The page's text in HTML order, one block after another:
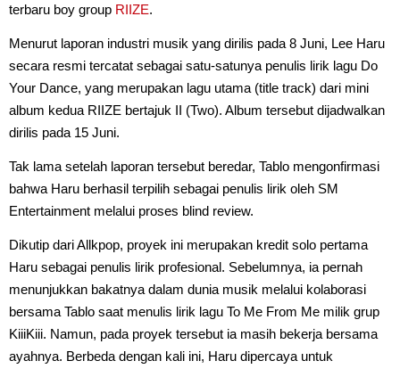
terbaru boy group RIIZE.
Menurut laporan industri musik yang dirilis pada 8 Juni, Lee Haru
secara resmi tercatat sebagai satu-satunya penulis lirik lagu Do
Your Dance, yang merupakan lagu utama (title track) dari mini
album kedua RIIZE bertajuk II (Two). Album tersebut dijadwalkan
dirilis pada 15 Juni.
Tak lama setelah laporan tersebut beredar, Tablo mengonfirmasi
bahwa Haru berhasil terpilih sebagai penulis lirik oleh SM
Entertainment melalui proses blind review.
Dikutip dari Allkpop, proyek ini merupakan kredit solo pertama
Haru sebagai penulis lirik profesional. Sebelumnya, ia pernah
menunjukkan bakatnya dalam dunia musik melalui kolaborasi
bersama Tablo saat menulis lirik lagu To Me From Me milik grup
KiiiKiii. Namun, pada proyek tersebut ia masih bekerja bersama
ayahnya. Berbeda dengan kali ini, Haru dipercaya untuk